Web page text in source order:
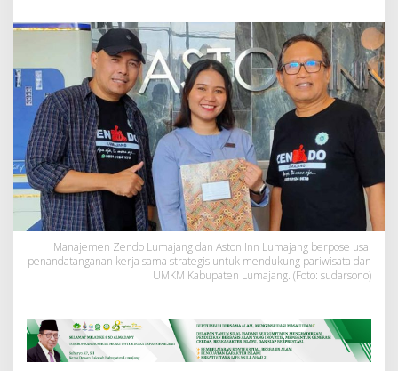
g
A
s
t
o
I
n
n
,
S
p
D
n
g
P
Manajemen Zendo Lumajang dan Aston Inn Lumajang berpose usai
penandatanganan kerja sama strategis untuk mendukung pariwisata dan
UMKM Kabupaten Lumajang. (Foto: sudarsono)